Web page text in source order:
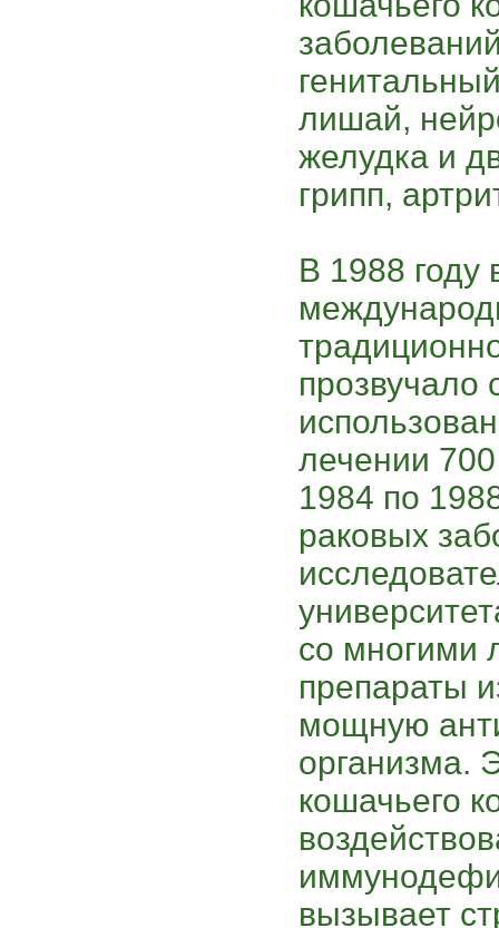
лишай,
желудка и
грипп,
В 1988 году
лечении
1984 по
раковых
со многими
препараты
мощную
организма.
кошачьего
вызывает